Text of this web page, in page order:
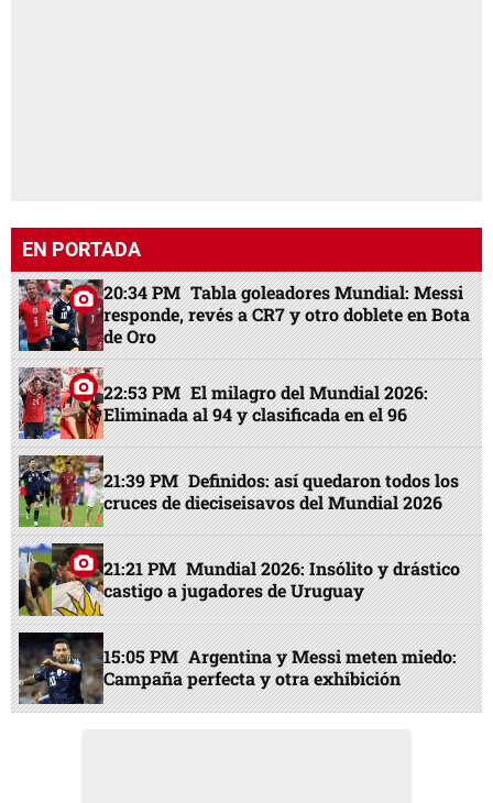
EN PORTADA
20:34 PM Tabla goleadores Mundial: Messi
responde, revés a CR7 y otro doblete en Bota
de Oro
22:53 PM El milagro del Mundial 2026:
Eliminada al 94 y clasificada en el 96
21:39 PM Definidos: así quedaron todos los
cruces de dieciseisavos del Mundial 2026
21:21 PM Mundial 2026: Insólito y drástico
castigo a jugadores de Uruguay
15:05 PM Argentina y Messi meten miedo:
Campaña perfecta y otra exhibición